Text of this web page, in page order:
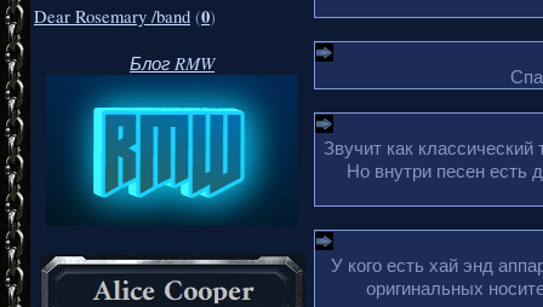
Dear Rosemary /band (0)
Блог RMW
Звучит как
Но внутри песен есть
У кого есть хай энд
оригинальных